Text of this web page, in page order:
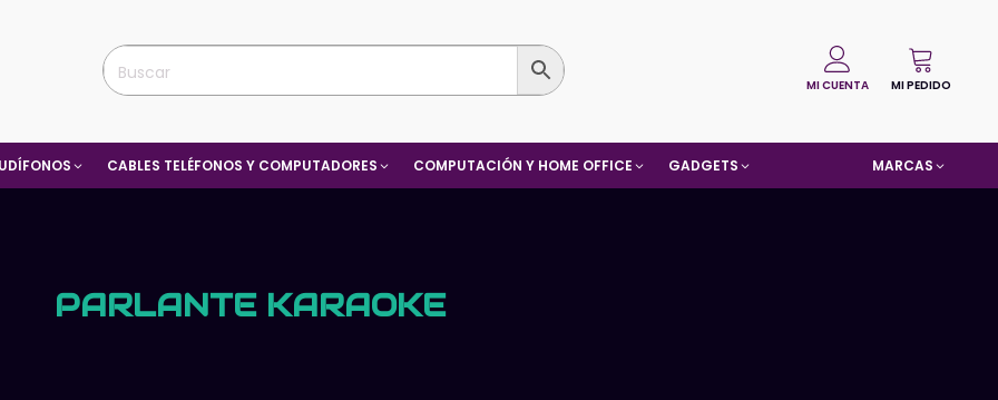
MI CUENTA MI PEDIDO
CABLES TELÉFONOS Y COMPUTADORES COMPUTACIÓN Y HOME OFFICE GADGETS MARCAS
PARLANTE KARAOKE